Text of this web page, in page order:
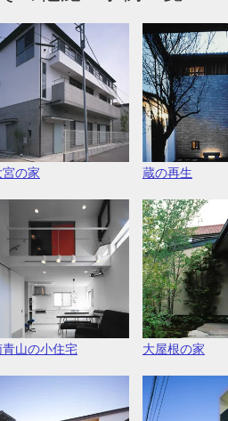
宮の家 蔵の再生
青山の小住宅 大屋根の家